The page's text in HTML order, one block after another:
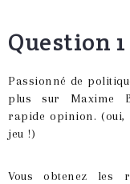
Question 1
Passionné de
plus sur Maxime
rapide opinion.
jeu !)
Vous obtenez les